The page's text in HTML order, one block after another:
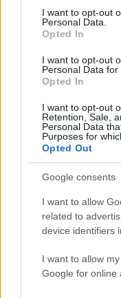
consent section.
I want to opt-out
Personal Data.
Opted In
I want to opt-out
Personal Data for
Opted In
I want to opt-out
Retention, Sale,
Personal Data
Purposes for
Opted Out
Google consents
I want to allow
related to
device identifiers
I want to allow
Google for online
έως 30